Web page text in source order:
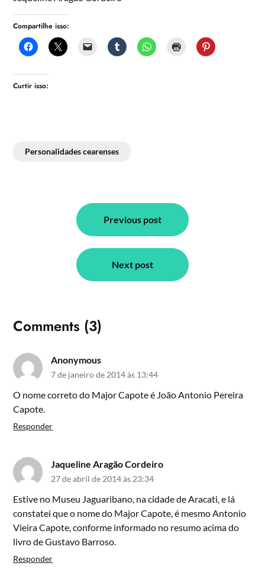
Compartilhe isso:
Curtir isso:
Personalidades cearenses
Navegação
Previous post
Next post
Comments (3)
Anonymous
7 de janeiro de 2014 às 13:44
O nome correto do Major Capote é João Antonio Pereira
Capote.
Responder
Jaqueline Aragão Cordeiro
27 de abril de 2014 às 23:34
Estive no Museu Jaguaribano, na cidade de Aracati, e lá
constatei que o nome do Major Capote, é mesmo Antonio
Vieira Capote, conforme informado no resumo acima do
livro de Gustavo Barroso.
Responder